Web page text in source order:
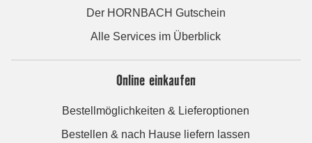
Der HORNBACH Gutschein
Alle Services im Überblick
Online einkaufen
Bestellmöglichkeiten & Lieferoptionen
Bestellen & nach Hause liefern lassen